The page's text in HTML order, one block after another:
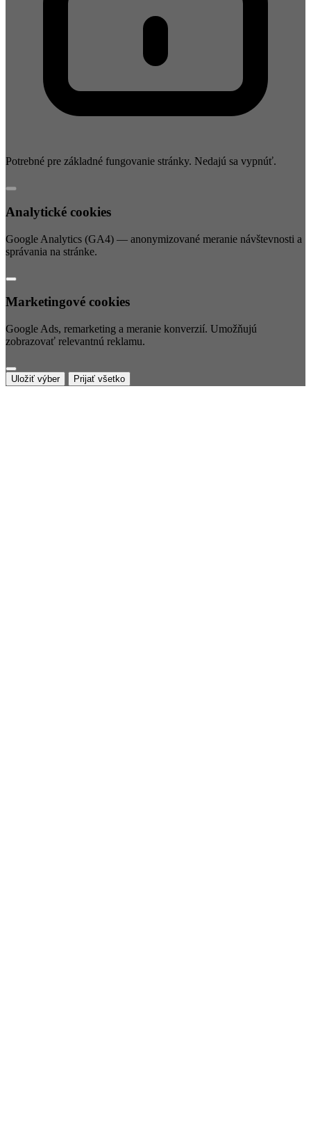
Potrebné pre základné fungovanie stránky. Nedajú sa vypnúť.
Analytické cookies
Google Analytics (GA4) — anonymizované meranie návštevnosti a
správania na stránke.
Marketingové cookies
Google Ads, remarketing a meranie konverzií. Umožňujú
zobrazovať relevantnú reklamu.
Uložiť výber Prijať všetko